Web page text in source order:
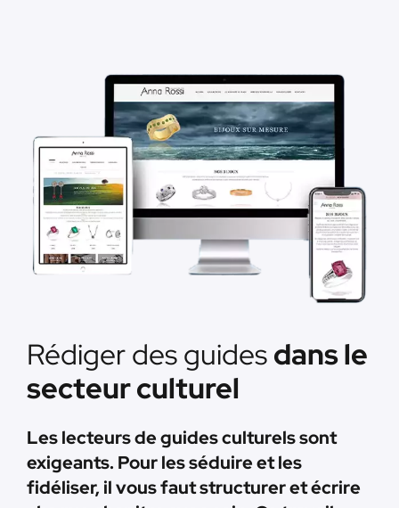
Rédiger des guidesdans le
secteur culturel
Les lecteurs de guides culturels sont
exigeants. Pour les séduire et les
fidéliser, il vous faut structurer et écrire